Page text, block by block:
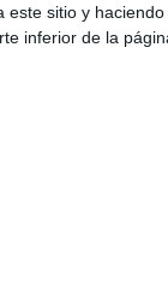
este sitio y
inferior de la
de Europa